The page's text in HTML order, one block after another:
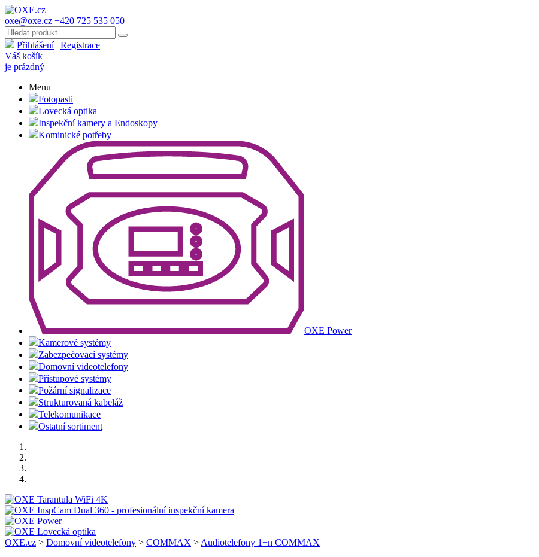
oxe@oxe.cz +420 725 535 050
Přihlášení| Registrace
Váš košík
je prázdný
Menu
Fotopasti
Lovecká optika
Inspekční kamery a Endoskopy
Kominické potřeby
OXE Power
Kamerové systémy
Zabezpečovací systémy
Domovní videotelefony
Přístupové systémy
Požární signalizace
Strukturovaná kabeláž
Telekomunikace
Ostatní sortiment
OXE.cz > Domovní videotelefony > COMMAX > Audiotelefony 1+n COMMAX